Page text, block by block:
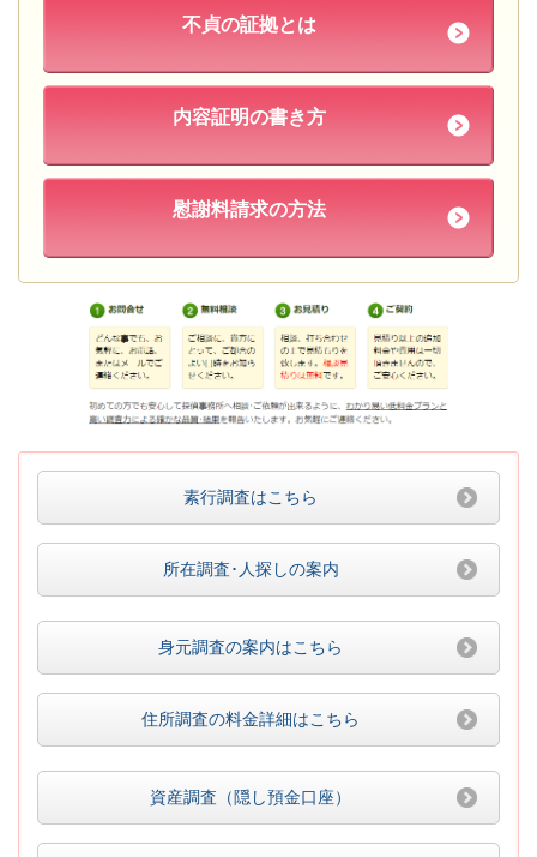
不貞の証拠とは
内容証明の書き方
慰謝料請求の方法
素行調査はこちら
所在調査･人探しの案内
身元調査の案内はこちら
住所調査の料金詳細はこちら
資産調査（隠し預金口座）